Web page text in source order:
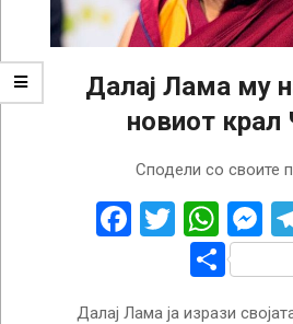
Далај Лама му
новиот крал
Сподели со своите
Facebook
Twitter
Далај Лама ја изрази